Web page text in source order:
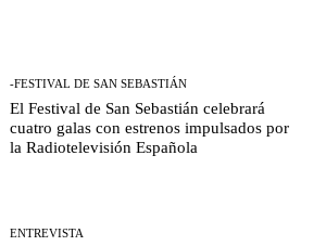
-FESTIVAL DE SAN SEBASTIÁN
El Festival de San Sebastián celebrará
cuatro galas con estrenos impulsados por
la Radiotelevisión Española
ENTREVISTA